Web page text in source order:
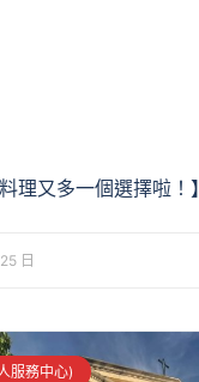
理又多一個選擇啦！】
日
服務中心)